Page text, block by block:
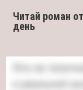
Читай роман
день